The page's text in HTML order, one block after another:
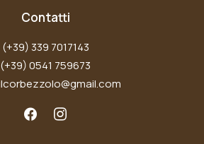
Contatti
(+39) 339 7017143
(+39) 0541 759673